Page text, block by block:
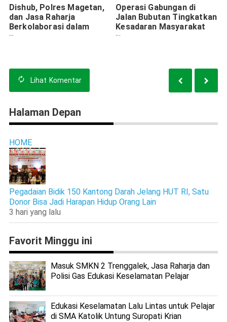
Dishub, Polres Magetan,
dan Jasa Raharja
Berkolaborasi dalam
Upaya Cegah Kecelakaan
Operasi Gabungan di
Jalan Bubutan Tingkatkan
Kesadaran Masyarakat
Surabaya
Lihat Komentar
Halaman Depan
HOME
Pegadaian Bidik 150 Kantong Darah Jelang HUT RI, Satu
Donor Bisa Jadi Harapan Hidup Orang Lain
3 hari yang lalu
Favorit Minggu ini
Masuk SMKN 2 Trenggalek, Jasa Raharja dan
Polisi Gas Edukasi Keselamatan Pelajar
Edukasi Keselamatan Lalu Lintas untuk Pelajar
di SMA Katolik Untung Suropati Krian